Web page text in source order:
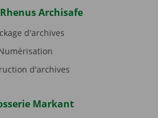
Archisafe
d'archives
d'archives
Markant